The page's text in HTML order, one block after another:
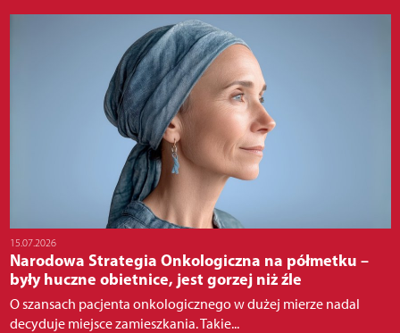
15.07.2026
Narodowa Strategia Onkologiczna na półmetku –
były huczne obietnice, jest gorzej niż źle
O szansach pacjenta onkologicznego w dużej mierze nadal
decyduje miejsce zamieszkania. Takie...